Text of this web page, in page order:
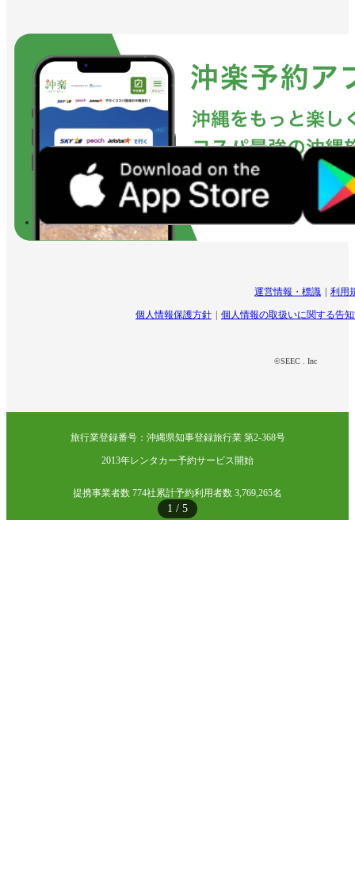
1 / 5
運営情報・標識 利用
個人情報保護方針 個人情報の取扱いに関する告
©SEEC . Inc
旅行業登録番号：沖縄県知事登録旅行業 第2-368号
2013年レンタカー予約サービス開始
提携事業者数 774社累計予約利用者数 3,769,265名